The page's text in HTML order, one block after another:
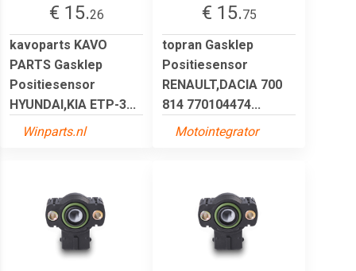
€ 15.26
kavoparts KAVO
PARTS Gasklep
Positiesensor
HYUNDAI,KIA ETP-3...
Winparts.nl
€ 15.75
topran Gasklep
Positiesensor
RENAULT,DACIA 700
814 770104474...
Motointegrator